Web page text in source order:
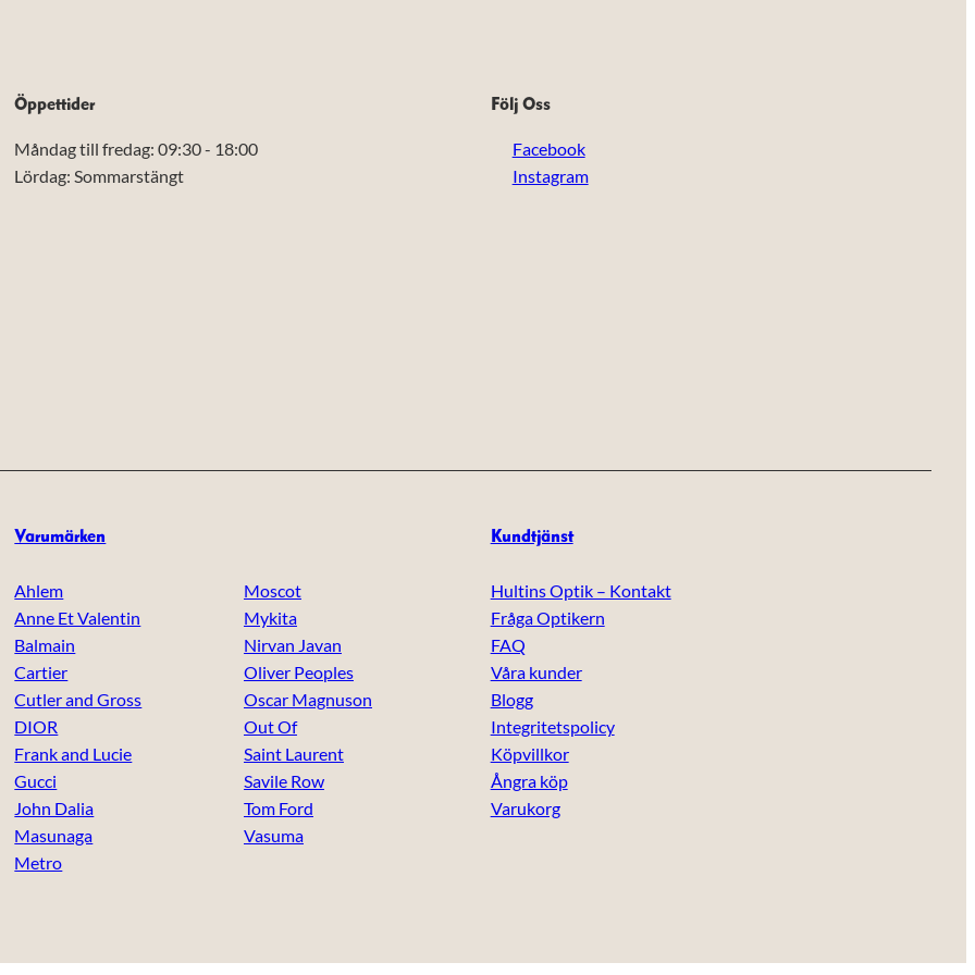
Öppettider
Måndag till fredag: 09:30 - 18:00
Lördag: Sommarstängt
Följ Oss
Facebook
Instagram
Varumärken
Ahlem
Anne Et Valentin
Balmain
Cartier
Cutler and Gross
DIOR
Frank and Lucie
Gucci
John Dalia
Masunaga
Metro
Moscot
Mykita
Nirvan Javan
Oliver Peoples
Oscar Magnuson
Out Of
Saint Laurent
Savile Row
Tom Ford
Vasuma
Kundtjänst
Hultins Optik – Kontakt
Fråga Optikern
FAQ
Våra kunder
Blogg
Integritetspolicy
Köpvillkor
Ångra köp
Varukorg